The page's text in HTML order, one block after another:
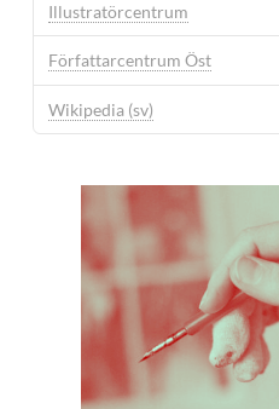
Illustratörcentrum
Författarcentrum Öst
Wikipedia (sv)